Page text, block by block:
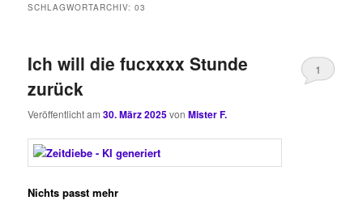
SCHLAGWORTARCHIV:03
Ich will die fucxxxx Stunde
zurück
Veröffentlicht am30. März 2025vonMister F.
1
Nichts passt mehr